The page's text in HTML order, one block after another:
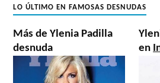
LO ÚLTIMO EN FAMOSAS DESNUDAS
Más de Ylenia Padilla
desnuda
en